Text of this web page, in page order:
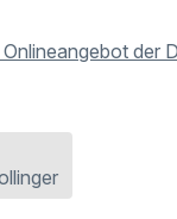
der